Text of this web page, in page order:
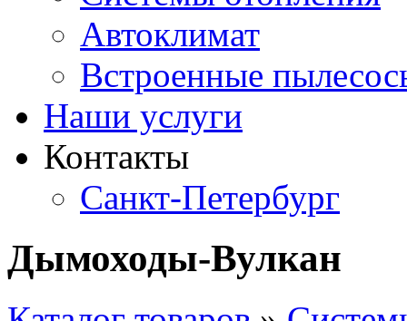
Автоклимат
Встроенные
Наши услуги
Контакты
Санкт-Петербург
Дымоходы-Вулкан